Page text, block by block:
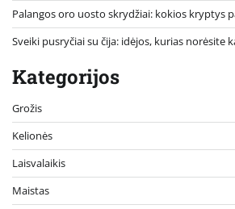
Palangos oro uosto skrydžiai: kokios kryptys
Sveiki pusryčiai su čija: idėjos, kurias norėsite
Kategorijos
Grožis
Kelionės
Laisvalaikis
Maistas